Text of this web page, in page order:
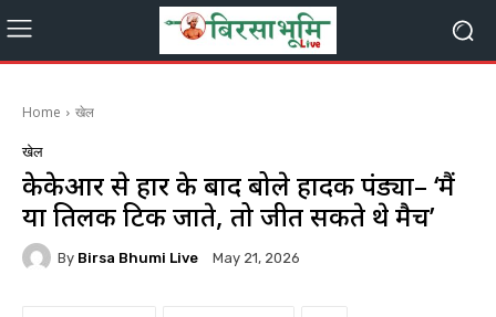
Home खेल
खेल
केकेआर से हार के बाद बोले हार्दिक पंड्या– ‘मैं
या तिलक टिक जाते, तो जीत सकते थे मैच’
By Birsa Bhumi Live May 21, 2026